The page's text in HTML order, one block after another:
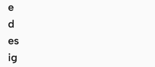
e
d
es
ig